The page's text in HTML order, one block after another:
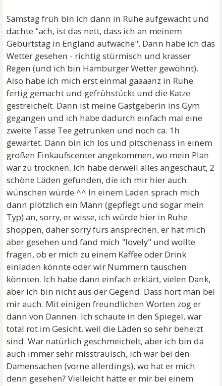
Samstag früh bin ich dann in Ruhe aufgewacht und
dachte "ach, ist das nett, dass ich an meinem
Geburtstag in England aufwache". Dann habe ich das
Wetter gesehen - richtig stürmisch und krasser
Regen (und ich bin Hamburger Wetter gewöhnt).
Also habe ich mich erst einmal gaaaanz in Ruhe
fertig gemacht und gefrühstückt und die Katze
gestreichelt. Dann ist meine Gastgeberin ins Gym
gegangen und ich habe dadurch einfach mal eine
zweite Tasse Tee getrunken und noch ca. 1h
gewartet. Dann bin ich los und pitschenass in einem
großen Einkaufscenter angekommen, wo mein Plan
war zu trocknen. Ich habe derweil alles angeschaut, 2
schöne Läden gefunden, die ich mir hier auch
wünschen würde ^^ In einem Laden sprach mich
dann plötzlich ein Mann (gepflegt und sogar mein
Typ) an, sorry, er wisse, ich würde hier in Ruhe
shoppen, daher sorry fürs ansprechen, er hat mich
aber gesehen und fand mich "lovely" und wollte
fragen, ob er mich zu einem Kaffee oder Drink
einladen könnte oder wir Nummern tauschen
könnten. Ich habe dann einfach erklärt, vielen Dank,
aber ich bin nicht aus der Gegend. Dass hört man bei
mir auch. Mit einigen freundlichen Worten zog er
dann von Dannen. Ich schaute in den Spiegel, war
total rot im Gesicht, weil die Läden so sehr beheizt
sind. War natürlich geschmeichelt, aber ich bin da
auch immer sehr misstrauisch, ich war bei den
Damensachen (vorne allerdings), wo hat er mich
denn gesehen? Vielleicht hätte er mir bei einem